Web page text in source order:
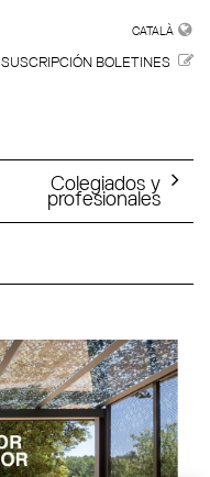
CATALÀ
SUSCRIPCIÓN BOLETINES
Colegiados y
profesionales